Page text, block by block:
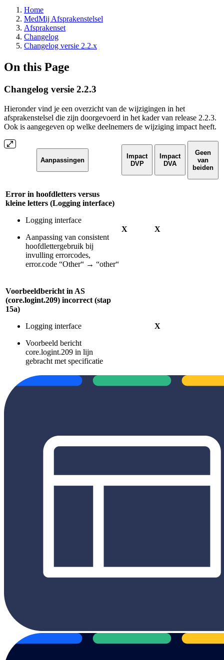
Home
MedMij Afsprakenstelsel
Afsprakenset
Changelog
Changelog versie 2.2.x
On this Page
Changelog versie 2.2.3
Hieronder vind je een overzicht van de wijzigingen in het
afsprakenstelsel die zijn doorgevoerd in het kader van release 2.2.3.
Ook is aangegeven op welke deelnemers de wijziging impact heeft.
Aanpassingen
Impact
DVP
Impact
DVA
Geen
van
beiden
Error in hoofdletters versus
kleine letters (Logging interface)
Logging interface
Aanpassing van consistent
hoofdlettergebruik bij
invulling errorcodes,
error.code “Other“ → “other“
X X
Voorbeeldbericht in AS
(core.logint.209) incorrect (stap
15a)
Logging interface
Voorbeeld bericht
core.logint.209 in lijn
gebracht met specificatie
X